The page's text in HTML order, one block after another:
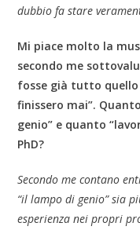
dubbio fa stare
Mi piace molto la
secondo me
fosse già tutto quello
finissero mai”.
genio” e quanto
PhD?
Secondo me contano
“il lampo di genio” sia
esperienza nei propri